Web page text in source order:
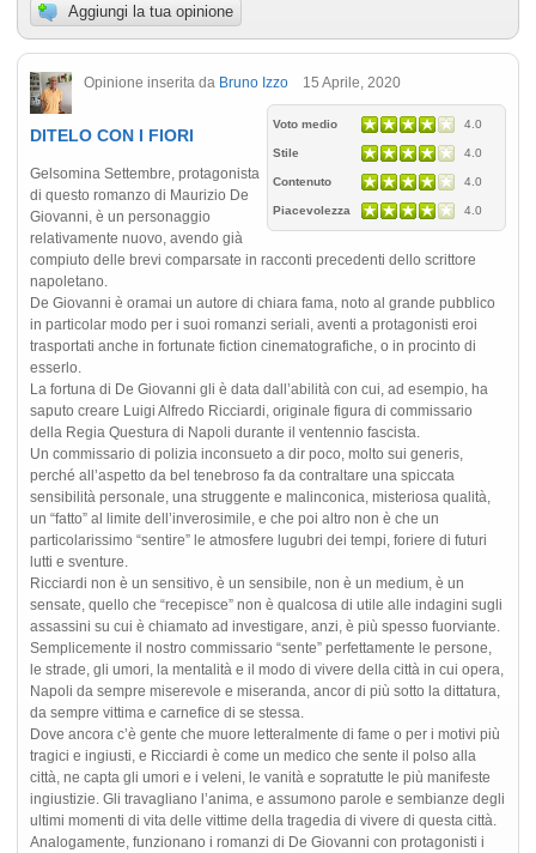
Aggiungi la tua opinione
Opinione inserita da Bruno Izzo 15 Aprile, 2020
Voto medio 4.0
Stile 4.0
Contenuto 4.0
Piacevolezza 4.0
DITELO CON I FIORI
Gelsomina Settembre, protagonista
di questo romanzo di Maurizio De
Giovanni, è un personaggio
relativamente nuovo, avendo già
compiuto delle brevi comparsate in racconti precedenti dello scrittore
napoletano.
De Giovanni è oramai un autore di chiara fama, noto al grande pubblico
in particolar modo per i suoi romanzi seriali, aventi a protagonisti eroi
trasportati anche in fortunate fiction cinematografiche, o in procinto di
esserlo.
La fortuna di De Giovanni gli è data dall’abilità con cui, ad esempio, ha
saputo creare Luigi Alfredo Ricciardi, originale figura di commissario
della Regia Questura di Napoli durante il ventennio fascista.
Un commissario di polizia inconsueto a dir poco, molto sui generis,
perché all’aspetto da bel tenebroso fa da contraltare una spiccata
sensibilità personale, una struggente e malinconica, misteriosa qualità,
un “fatto” al limite dell’inverosimile, e che poi altro non è che un
particolarissimo “sentire” le atmosfere lugubri dei tempi, foriere di futuri
lutti e sventure.
Ricciardi non è un sensitivo, è un sensibile, non è un medium, è un
sensate, quello che “recepisce” non è qualcosa di utile alle indagini sugli
assassini su cui è chiamato ad investigare, anzi, è più spesso fuorviante.
Semplicemente il nostro commissario “sente” perfettamente le persone,
le strade, gli umori, la mentalità e il modo di vivere della città in cui opera,
Napoli da sempre miserevole e miseranda, ancor di più sotto la dittatura,
da sempre vittima e carnefice di se stessa.
Dove ancora c’è gente che muore letteralmente di fame o per i motivi più
tragici e ingiusti, e Ricciardi è come un medico che sente il polso alla
città, ne capta gli umori e i veleni, le vanità e sopratutte le più manifeste
ingiustizie. Gli travagliano l’anima, e assumono parole e sembianze degli
ultimi momenti di vita delle vittime della tragedia di vivere di questa città.
Analogamente, funzionano i romanzi di De Giovanni con protagonisti i